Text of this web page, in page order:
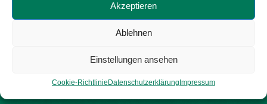
Akzeptieren
Ablehnen
Einstellungen ansehen
Cookie-RichtlinieDatenschutzerklärungImpressum
Newsletter abonnieren
Erfahren Sie als erstes von
der Schilling Ideen-Schmiede!